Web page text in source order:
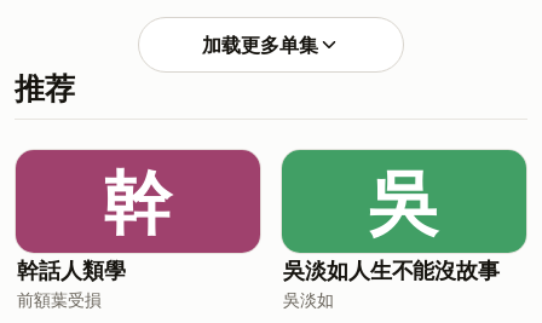
推手。自從我從五年前開始踏入運動科
文章和影片就陪我們度過了不少擔心害怕
的夜晚，這次能有機會邀請到他來上節
明睡著的時候看起來像天使，怎麼起來之
後一瞬間成了小惡魔？出了門之後，如果
是在公共場合像是便利商店吵著要買玩
具，還能把他
年的新年新希望是培養閱讀習慣，這檔團
購千萬不要錯過！👉網址：
拖！我認識他十年了，那時候剛完成單車
環遊世界的壯遊，也透過他認識了許多熱
愛旅行的朋友，我的好兄弟，融融歷險記
的 Ben，就是在那一陣子認識的。這幾年
我們都各自成家當了爸爸，也讓我們沒辦
法隨時來場說走就走的大旅行，但我們內
心背包客的靈魂還是蠢蠢欲動，而他找到
加载更多单集
推荐
幹
幹話人類學
前額葉受損
吳
吳淡如人生不能沒故事
吳淡如